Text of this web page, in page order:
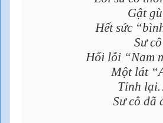
Gật
Hết sức
Sư
Hối lỗi “Nam
Một lát
Tỉnh
Sư cô đã